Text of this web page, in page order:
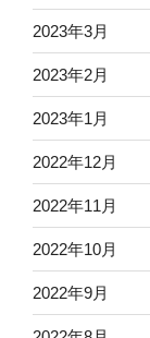
2023年3月
2023年2月
2023年1月
2022年12月
2022年11月
2022年10月
2022年9月